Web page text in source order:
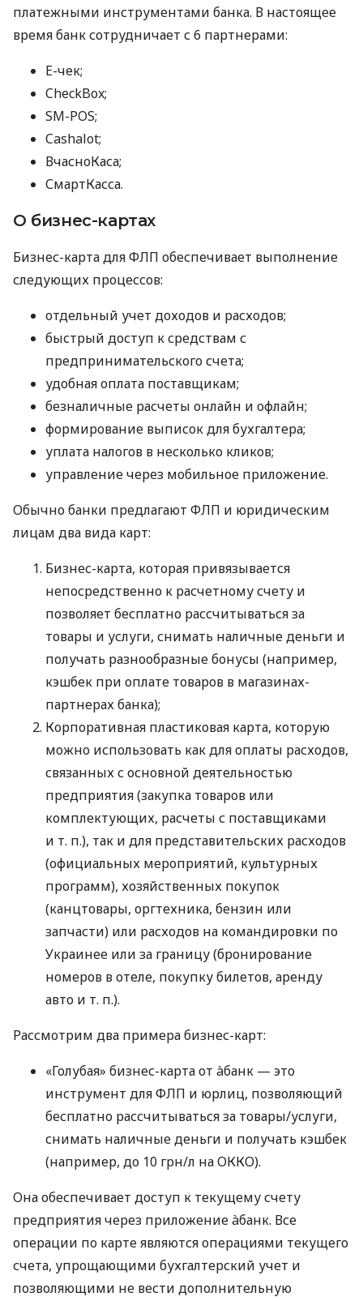
платежными инструментами банка. В настоящее
время банк сотрудничает с 6 партнерами:
E-чек;
CheckBox;
SM-POS;
Cashalot;
ВчасноКаса;
СмартКасса.
О бизнес-картах
Бизнес-карта для ФЛП обеспечивает выполнение
следующих процессов:
отдельный учет доходов и расходов;
быстрый доступ к средствам с
предпринимательского счета;
удобная оплата поставщикам;
безналичные расчеты онлайн и офлайн;
формирование выписок для бухгалтера;
уплата налогов в несколько кликов;
управление через мобильное приложение.
Обычно банки предлагают ФЛП и юридическим
лицам два вида карт:
Бизнес-карта, которая привязывается
непосредственно к расчетному счету и
позволяет бесплатно рассчитываться за
товары и услуги, снимать наличные деньги и
получать разнообразные бонусы (например,
кэшбек при оплате товаров в магазинах-
партнерах банка);
Корпоративная пластиковая карта, которую
можно использовать как для оплаты расходов,
связанных с основной деятельностью
предприятия (закупка товаров или
комплектующих, расчеты с поставщиками
и т. п.), так и для представительских расходов
(официальных мероприятий, культурных
программ), хозяйственных покупок
(канцтовары, оргтехника, бензин или
запчасти) или расходов на командировки по
Украинее или за границу (бронирование
номеров в отеле, покупку билетов, аренду
авто и т. п.).
Рассмотрим два примера бизнес-карт:
«Голубая» бизнес-карта от àбанк — это
инструмент для ФЛП и юрлиц, позволяющий
бесплатно рассчитываться за товары/услуги,
снимать наличные деньги и получать кэшбек
(например, до 10 грн/л на ОККО).
Она обеспечивает доступ к текущему счету
предприятия через приложение àбанк. Все
операции по карте являются операциями текущего
счета, упрощающими бухгалтерский учет и
позволяющими не вести дополнительную